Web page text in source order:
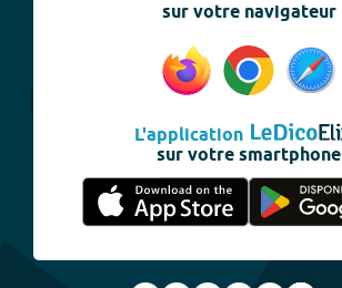
sur votre navigateur
L'application
sur votre smartphone